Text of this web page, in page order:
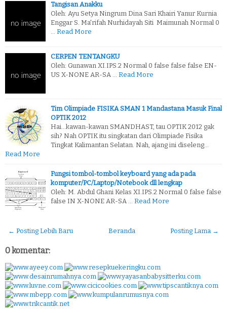
Tangisan Anakku
Oleh: Ayu Setya Ningrum Dina Sari Khairi Yanur Kurnia
Enggar S. Ma'rifah Nurhidayah Siti Maimunah Normal 0
… Read More
CERPEN TENTANGKU
Oleh: Gunawan XI.IPS.2 Normal 0 false false false EN-
US X-NONE AR-SA … Read More
Tim Olimpiade FISIKA SMAN 1 Mandastana Masuk Final
OPTIK 2012
Hai...kawan-kawan SMANDHAST, tau OPTIK 2012 gak
sih? Nah OPTIK itu singkatan dari Olimpiade Fisika
Tingkat Kalimantan Selatan. Nah, ajang ini diseleng…
Read More
Fungsi tombol-tombol keyboard yang ada pada
komputer/PC/Laptop/Notebook dll lengkap
Oleh: M. Abdul Ghani Kelas XI.IPS.2 Normal 0 false false
false IN X-NONE AR-SA … Read More
← Posting Lebih Baru Posting Lama →
Beranda
0 komentar: